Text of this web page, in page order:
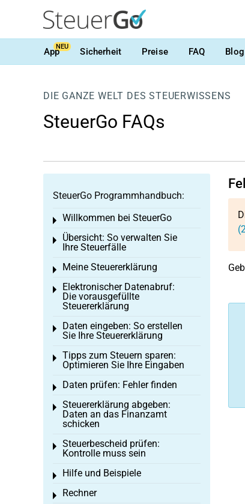
AppNEU Sicherheit Preise FAQ Blog
DIE GANZE WELT DES STEUERWISSENS
SteuerGo FAQs
SteuerGo Programmhandbuch:
Willkommen bei SteuerGo
Toggle menu
Übersicht: So verwalten Sie
Ihre Steuerfälle
Toggle menu
Meine Steuererklärung
Toggle menu
Elektronischer Datenabruf:
Die vorausgefüllte
Steuererklärung
Toggle menu
Daten eingeben: So erstellen
Sie Ihre Steuererklärung
Toggle menu
Tipps zum Steuern sparen:
Optimieren Sie Ihre Eingaben
Toggle menu
Daten prüfen: Fehler finden
Toggle menu
Steuererklärung abgeben:
Daten an das Finanzamt
schicken
Toggle menu
Steuerbescheid prüfen:
Kontrolle muss sein
Toggle menu
Hilfe und Beispiele
Toggle menu
Rechner
Toggle menu